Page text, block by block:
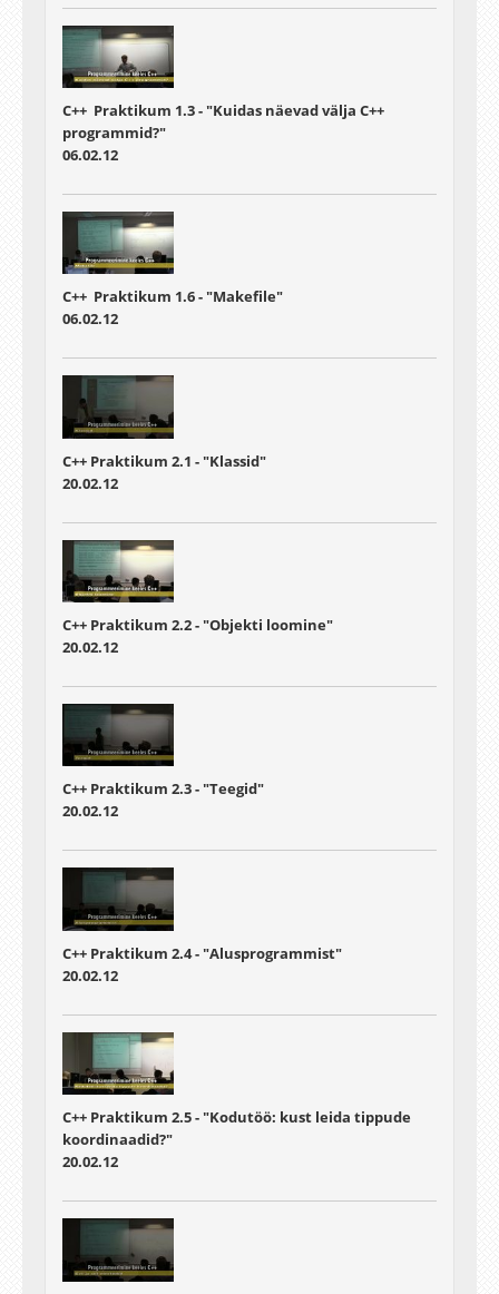
C++ Praktikum 1.3 - "Kuidas näevad välja C++
programmid?"
06.02.12
C++ Praktikum 1.6 - "Makefile"
06.02.12
C++ Praktikum 2.1 - "Klassid"
20.02.12
C++ Praktikum 2.2 - "Objekti loomine"
20.02.12
C++ Praktikum 2.3 - "Teegid"
20.02.12
C++ Praktikum 2.4 - "Alusprogrammist"
20.02.12
C++ Praktikum 2.5 - "Kodutöö: kust leida tippude
koordinaadid?"
20.02.12